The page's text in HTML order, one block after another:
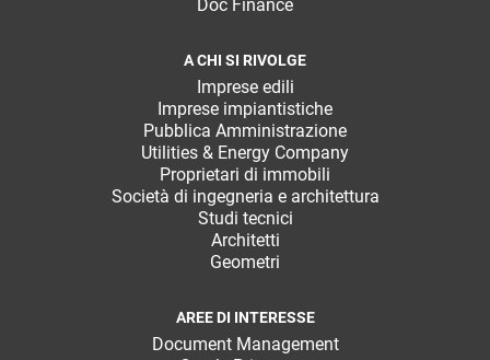
Doc Finance
A CHI SI RIVOLGE
Imprese edili
Imprese impiantistiche
Pubblica Amministrazione
Utilities & Energy Company
Proprietari di immobili
Società di ingegneria e architettura
Studi tecnici
Architetti
Geometri
AREE DI INTERESSE
Document Management